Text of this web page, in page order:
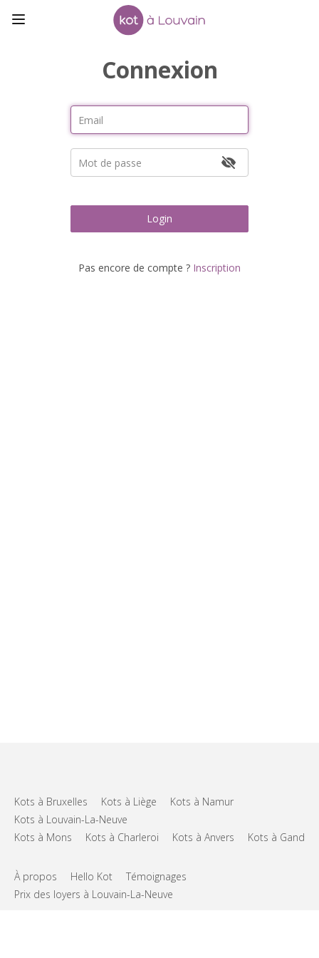
Connexion
Login
Pas encore de compte ? Inscription
Kots à Bruxelles Kots à Liège
Kots à Namur
Kots à Louvain-La-Neuve
Kots à Mons
Kots à Charleroi Kots à Anvers Kots à Gand
À propos Hello Kot
Témoignages
Prix des loyers à Louvain-La-Neuve